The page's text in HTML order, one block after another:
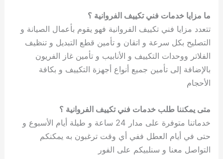
ما مزايا خدمات فني تكييف الفروانية ؟
تتعدد مزايا فني تكييف الفروانية فهو يقوم بأعمال الصيانة و
التصليح بكل سرعة و اتقان و تأمين قطع التبديل و تنظيف
الفلاتر ووحدات التكييف و الأنابيب و تأمين غاز الفريون
بالإضافة إلى تأمين جميع أنواع أجهزة التكييف و بكافة
الأحجام
متى يمكننا طلب خدمات فني تكييف الفروانية ؟
خدماتنا متوفرة على مدار 24 ساعة و طيلة أيام الأسبوع و
حتى في أيام العطل ففي أي وقت ترغبون به يمكنكم
التواصل معنا و سنلبيكم على الفور